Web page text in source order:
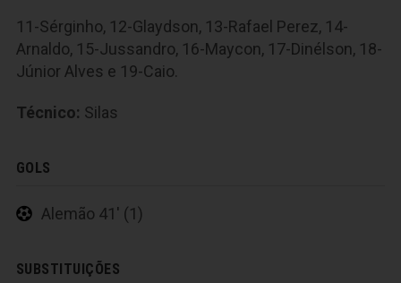
11-Sérginho, 12-Glaydson, 13-Rafael Perez, 14-
Arnaldo, 15-Jussandro, 16-Maycon, 17-Dinélson, 18-
Júnior Alves e 19-Caio.
Técnico: Silas
GOLS
Alemão 41' (1)
SUBSTITUIÇÕES